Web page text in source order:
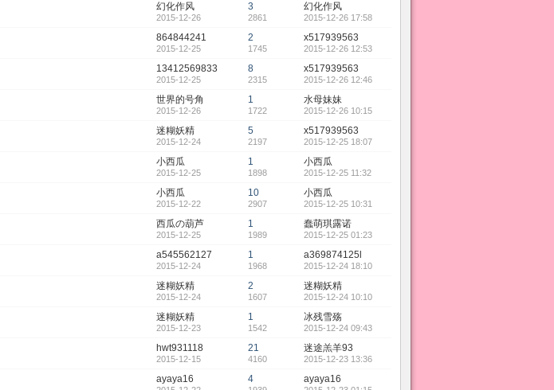
幻化作风
2015-12-26
3
2861
幻化作风
2015-12-26 17:58
864844241
2015-12-25
2
1745
x517939563
2015-12-26 12:53
13412569833
2015-12-25
8
2315
x517939563
2015-12-26 12:46
世界的号角
2015-12-26
1
1722
水母妹妹
2015-12-26 10:15
迷糊妖精
2015-12-24
5
2197
x517939563
2015-12-25 18:07
小西瓜
2015-12-25
1
1898
小西瓜
2015-12-25 11:32
小西瓜
2015-12-22
10
2907
小西瓜
2015-12-25 10:31
西瓜の葫芦
2015-12-25
1
1989
蠢萌琪露诺
2015-12-25 01:23
a545562127
2015-12-24
1
1968
a369874125l
2015-12-24 18:10
迷糊妖精
2015-12-24
2
1607
迷糊妖精
2015-12-24 10:10
迷糊妖精
2015-12-23
1
1542
冰残雪殇
2015-12-24 09:43
hwt931118
2015-12-15
21
4160
迷途羔羊93
2015-12-23 13:36
ayaya16 4 ayaya16